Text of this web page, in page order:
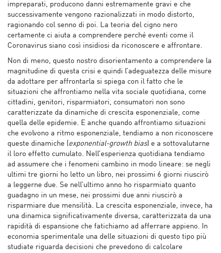
impreparati, producono danni estremamente gravi e che
successivamente vengono razionalizzati in modo distorto,
ragionando col senno di poi. La teoria del cigno nero
certamente ci aiuta a comprendere perché eventi come il
Coronavirus siano così insidiosi da riconoscere e affrontare.
Non di meno, questo nostro disorientamento a comprendere la
magnitudine di questa crisi e quindi l’adeguatezza delle misure
da adottare per affrontarla si spiega con il fatto che le
situazioni che affrontiamo nella vita sociale quotidiana, come
cittadini, genitori, risparmiatori, consumatori non sono
caratterizzate da dinamiche di crescita esponenziale, come
quella delle epidemie. E anche quando affrontiamo situazioni
che evolvono a ritmo esponenziale, tendiamo a non riconoscere
queste dinamiche (exponential-growth bias) e a sottovalutarne
il loro effetto cumulato. Nell’esperienza quotidiana tendiamo
ad assumere che i fenomeni cambino in modo lineare: se negli
ultimi tre giorni ho letto un libro, nei prossimi 6 giorni riuscirò
a leggerne due. Se nell’ultimo anno ho risparmiato quanto
guadagno in un mese, nei prossimi due anni riuscirò a
risparmiare due mensilità. La crescita esponenziale, invece, ha
una dinamica significativamente diversa, caratterizzata da una
rapidità di espansione che fatichiamo ad afferrare appieno. In
economia sperimentale una delle situazioni di questo tipo più
studiate riguarda decisioni che prevedono di calcolare